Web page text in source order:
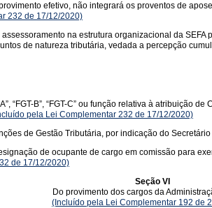
efetivo, não integrará os proventos de
232 de 17/12/2020)
na estrutura organizacional da
de natureza tributária, vedada a percepção
“FGT-B”, “FGT-C” ou função relativa à
pela Lei Complementar 232 de 17/12/2020)
de Gestão Tributária, por indicação do
de ocupante de cargo em comissão para
de 17/12/2020)
Seção VI
Do provimento dos cargos da
(Incluído pela Lei Complementar 192 de